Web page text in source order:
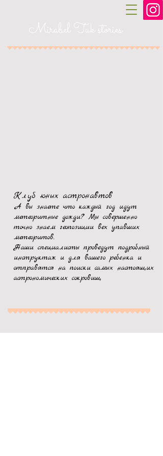
Mirabel Tuk stories
Клуб юных астронавтов
А вы знаете что каждый год идут
метеоритные дожди?Мы совершенно
точно знаем геопозиции вех упавших
метеоритов.
Наши специалисты проведут подробный
инструктаж и для вашего ребенка и
отправятся на поиски самых настоящих
астрономических сокровищ